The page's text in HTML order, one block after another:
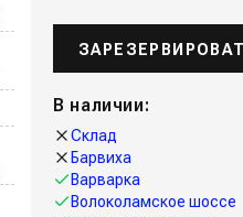
В наличии:
Склад
Барвиха
Варварка
Волоколамское шоссе